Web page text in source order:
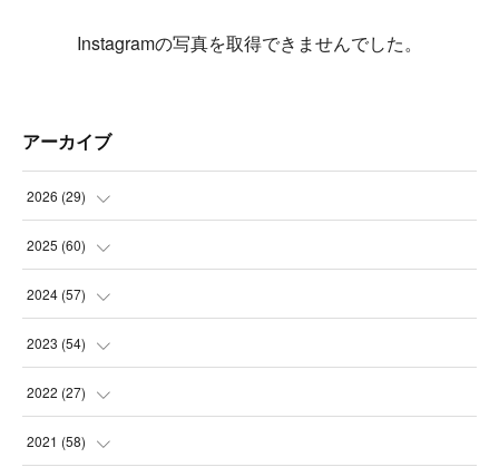
Instagramの写真を取得できませんでした。
アーカイブ
2026 (29)
(5
(3
(7
(6
2025 (60)
(3
(3
(3
(2
2024 (57)
(4
(5
(2
2023 (54)
(6
(8
2022 (27)
(1
2021 (58)